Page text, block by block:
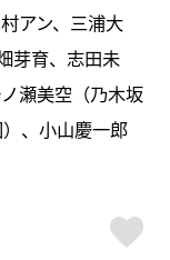
アン、三浦大
芽育、志田未
瀬美空（乃木坂
、小山慶一郎